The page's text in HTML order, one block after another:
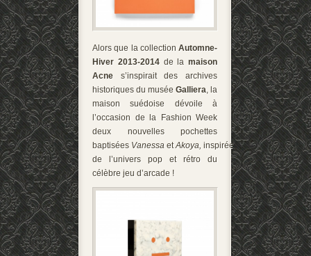
Alors que la collection Automne-
Hiver 2013-2014 de la maison
Acne s’inspirait des archives
historiques du musée Galliera, la
maison suédoise dévoile à
l’occasion de la Fashion Week
deux nouvelles pochettes
baptisées Vanessa etAkoya, inspirées
de l’univers pop et rétro du
célèbre jeu d’arcade !